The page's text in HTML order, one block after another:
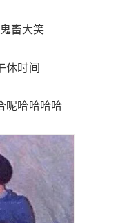
畜大笑
休时间
呢哈哈哈哈